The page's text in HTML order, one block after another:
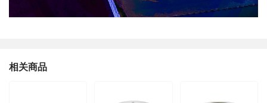
相关商品